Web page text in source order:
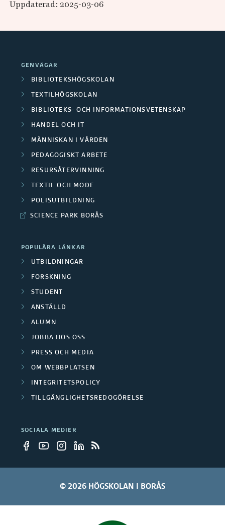
Uppdaterad: 2025-03-06
GENVÄGAR
BIBLIOTEKSHÖGSKOLAN
TEXTILHÖGSKOLAN
BIBLIOTEKS- OCH INFORMATIONSVETENSKAP
HANDEL OCH IT
MÄNNISKAN I VÅRDEN
PEDAGOGISKT ARBETE
RESURSÅTERVINNING
TEXTIL OCH MODE
POLISUTBILDNING
SCIENCE PARK BORÅS
POPULÄRA LÄNKAR
UTBILDNINGAR
FORSKNING
STUDENT
ANSTÄLLD
ALUMN
JOBBA HOS OSS
PRESS OCH MEDIA
OM WEBBPLATSEN
INTEGRITETSPOLICY
TILLGÄNGLIGHETSREDOGÖRELSE
SOCIALA MEDIER
© 2026 HÖGSKOLAN I BORÅS